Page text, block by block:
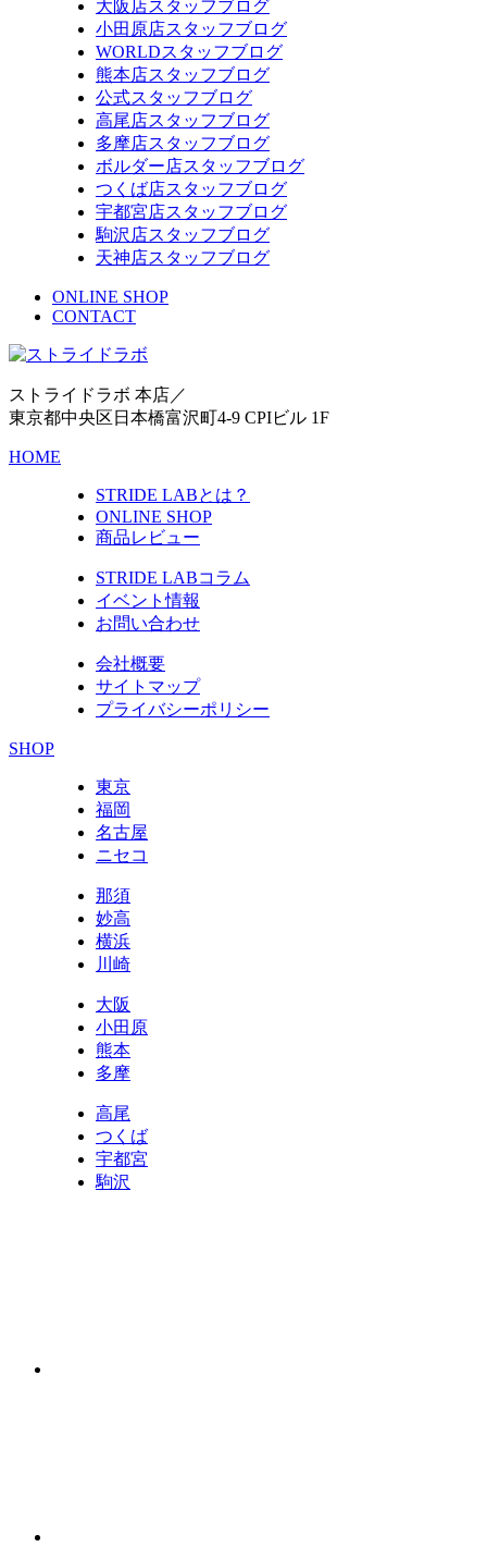
大阪店スタッフブログ
小田原店スタッフブログ
WORLDスタッフブログ
熊本店スタッフブログ
公式スタッフブログ
高尾店スタッフブログ
多摩店スタッフブログ
ボルダー店スタッフブログ
つくば店スタッフブログ
宇都宮店スタッフブログ
駒沢店スタッフブログ
天神店スタッフブログ
ONLINE SHOP
CONTACT
ストライドラボ 本店／
東京都中央区日本橋富沢町4-9 CPIビル 1F
HOME
STRIDE LABとは？
ONLINE SHOP
商品レビュー
STRIDE LABコラム
イベント情報
お問い合わせ
会社概要
サイトマップ
プライバシーポリシー
SHOP
東京
福岡
名古屋
ニセコ
那須
妙高
横浜
川崎
大阪
小田原
熊本
多摩
高尾
つくば
宇都宮
駒沢